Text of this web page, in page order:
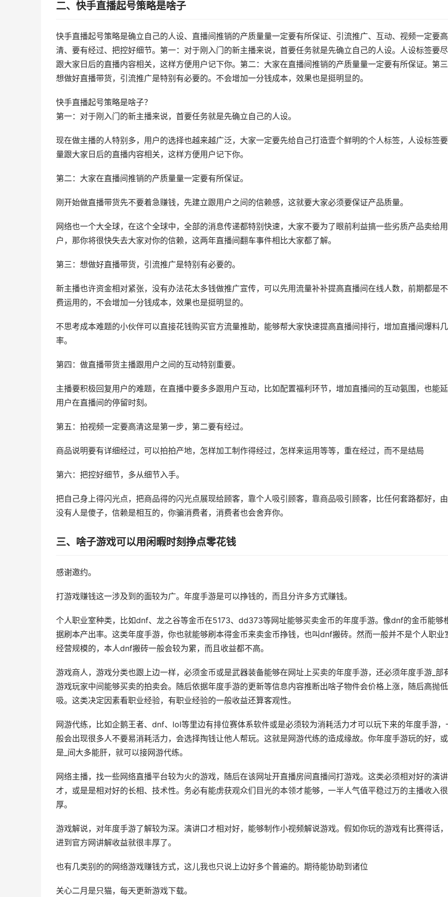
二、快手直播起号策略是啥子
快手直播起号策略是确立自己的人设、直播间推销的产质量量一定要有所保证、引流推广、互动、视频一定要高
清、要有经过、把控好细节。第一：对于刚入门的新主播来说，首要任务就是先确立自己的人设。人设标签要
跟大家日后的直播内容相关，这样方便用户记下你。第二：大家在直播间推销的产质量量一定要有所保证。第
想做好直播带货，引流推广是特别有必要的。不会增加一分钱成本，效果也是挺明显的。
快手直播起号策略是啥子？
第一：对于刚入门的新主播来说，首要任务就是先确立自己的人设。
现在做主播的人特别多，用户的选择也越来越广泛，大家一定要先给自己打造壹个鲜明的个人标签，人设标签
量跟大家日后的直播内容相关，这样方便用户记下你。
第二：大家在直播间推销的产质量量一定要有所保证。
刚开始做直播带货先不要着急赚钱，先建立跟用户之间的信赖感，这就要大家必须要保证产品质量。
网络也一个大全球，在这个全球中，全部的消息传递都特别快速，大家不要为了眼前利益搞一些劣质产品卖给用
户，那你将很快失去大家对你的信赖，这两年直播间翻车事件相比大家都了解。
第三：想做好直播带货，引流推广是特别有必要的。
新主播也许资金相对紧张，没有办法花太多钱做推广宣传，可以先用流量补补提高直播间在线人数，前期都是
费运用的，不会增加一分钱成本，效果也是挺明显的。
不思考成本难题的小伙伴可以直接花钱购买官方流量推助，能够帮大家快速提高直播间排行，增加直播间爆料几
率。
第四：做直播带货主播跟用户之间的互动特别重要。
主播要积极回复用户的难题，在直播中要多多跟用户互动，比如配置福利环节，增加直播间的互动氨围，也能
用户在直播间的停留时刻。
第五：拍视频一定要高清这是第一步，第二要有经过。
商品说明要有详细经过，可以拍拍产地，怎样加工制作得经过，怎样来运用等等，重在经过，而不是结局
第六：把控好细节，多从细节入手。
把自己身上得闪光点，把商品得的闪光点展现给顾客，靠个人吸引顾客，靠商品吸引顾客，比任何套路都好，
没有人是傻子，信赖是相互的，你骗消费者，消费者也会舍弃你。
三、啥子游戏可以用闲暇时刻挣点零花钱
感谢邀约。
打游戏赚钱这一涉及到的面较为广。年度手游是可以挣钱的，而且分许多方式赚钱。
个人职业室种类，比如dnf、龙之谷等金币在5173、dd373等网址能够买卖金币的年度手游。像dnf的金币能够
据刷本产出率。这类年度手游，你也就能够刷本得金币来卖金币挣钱，也叫dnf搬砖。然而一般并不是个人职业
经营规模的，本人dnf搬砖一般会较为累，而且收益都不高。
游戏商人，游戏分类也跟上边一样，必须金币或是武器装备能够在网址上买卖的年度手游，还必须年度手游_部
游戏玩家中间能够买卖的拍卖会。随后依据年度手游的更新等信息内容推断出啥子物件会价格上涨，随后高抛低
吸。这类决定因素看职业经验，有职业经验的一般收益还算客观性。
网游代练，比如企鹅王者、dnf、lol等里边有排位赛体系软件或是必须较为消耗活力才可以玩下来的年度手游，
般会出现很多人不要易消耗活力，会选择掏钱让他人帮玩。这就是网游代练的造成缘故。你年度手游玩的好，
是_间大多能肝，就可以接网游代练。
网络主播，找一些网络直播平台较为火的游戏，随后在该网址开直播房间直播间打游戏。这类必须相对好的演
才，或是是相对好的长相、技术性。务必有能虏获观众们目光的本领才能够，一半人气值平稳过万的主播收入
厚。
游戏解说，对年度手游了解较为深。演讲口才相对好，能够制作小视频解说游戏。假如你玩的游戏有比赛得话
进到官方网讲解收益就很丰厚了。
也有几类别的的网络游戏赚钱方式，这儿我也只说上边好多个普遍的。期待能协助到诸位
关心二月是只猫，每天更新游戏下载。